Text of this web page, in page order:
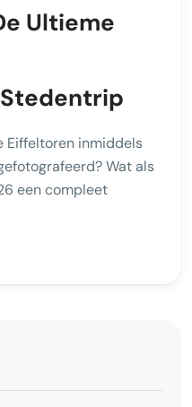
Ultieme
Eiffeltoren inmiddels
Wat als
een compleet